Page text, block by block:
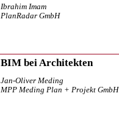
Ibrahim Imam
PlanRadar GmbH
BIM bei Architekten
Jan-Oliver Meding
MPP Meding Plan + Projekt GmbH